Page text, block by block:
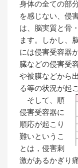
身体の全ての部
を感じない、侵
は、脳実質と骨
ます。しかし、
には侵害受容器
臓などの侵害受
や被膜などから
る等の状況が起
そして、順
侵害受容器に
順応が起こり
難いというこ
とは，侵害刺
激があるかぎり